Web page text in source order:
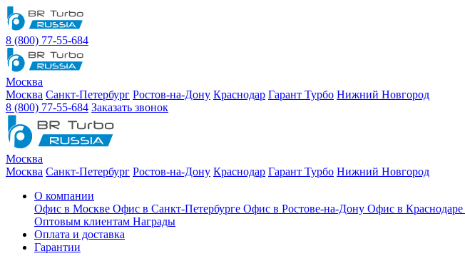
8 (800) 77-55-684
Москва
Москва Санкт-Петербург Ростов-на-Дону Краснодар Гарант Турбо Нижний Новгород
8 (800) 77-55-684 Заказать звонок
Москва
Москва Санкт-Петербург Ростов-на-Дону Краснодар Гарант Турбо Нижний Новгород
О компании
Офис в Москве Офис в Санкт-Петербурге Офис в Ростове-на-Дону Офис в Краснодаре
Оптовым клиентам Награды
Оплата и доставка
Гарантии